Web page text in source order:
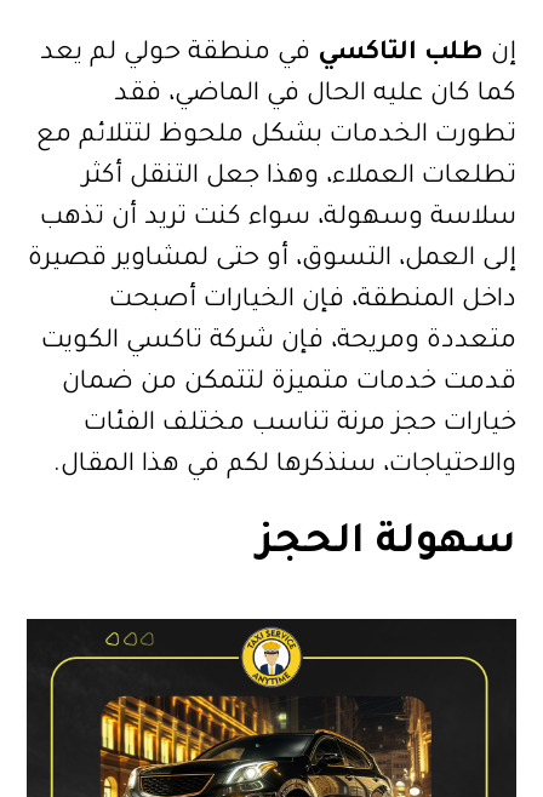
إن طلب التاكسي في منطقة حولي لم يعد
كما كان عليه الحال في الماضي، فقد
تطورت الخدمات بشكل ملحوظ لتتلائم مع
تطلعات العملاء، وهذا جعل التنقل أكثر
سلاسة وسهولة، سواء كنت تريد أن تذهب
إلى العمل، التسوق، أو حتى لمشاوير قصيرة
داخل المنطقة، فإن الخيارات أصبحت
متعددة ومريحة، فإن شركة تاكسي الكويت
قدمت خدمات متميزة لتتمكن من ضمان
خيارات حجز مرنة تناسب مختلف الفئات
والاحتياجات، سنذكرها لكم في هذا المقال.
سهولة الحجز